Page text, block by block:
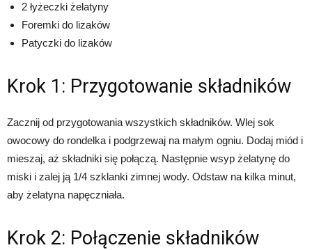
2 łyżeczki żelatyny
Foremki do lizaków
Patyczki do lizaków
Krok 1: Przygotowanie składników
Zacznij od przygotowania wszystkich składników. Wlej sok
owocowy do rondelka i podgrzewaj na małym ogniu. Dodaj miód i
mieszaj, aż składniki się połączą. Następnie wsyp żelatynę do
miski i zalej ją 1/4 szklanki zimnej wody. Odstaw na kilka minut,
aby żelatyna napęczniała.
Krok 2: Połączenie składników